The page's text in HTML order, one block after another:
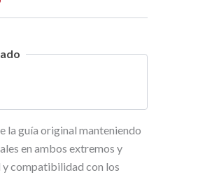
la guía original manteniendo
en ambos extremos y
compatibilidad con los